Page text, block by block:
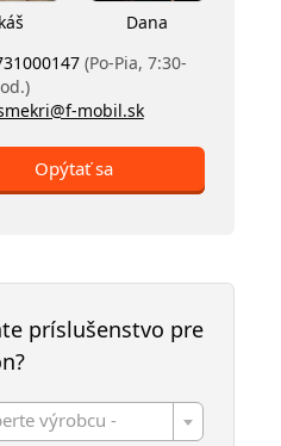
Dana
(Po-Pia, 7:30-
mobil.sk
Opýtať sa
príslušenstvo pre
výrobcu -